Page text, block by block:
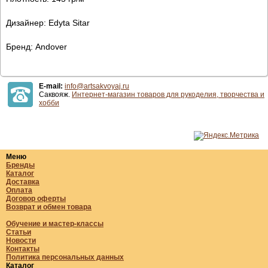
Дизайнер: Edyta Sitar
Бренд: Andover
E-mail: info@artsakvoyaj.ru
Саквояж. Интернет-магазин товаров для рукоделия, творчества и
хобби
Меню
Бренды
Каталог
Доставка
Оплата
Договор оферты
Возврат и обмен товара
Обучение и мастер-классы
Статьи
Новости
Контакты
Политика персональных данных
Каталог